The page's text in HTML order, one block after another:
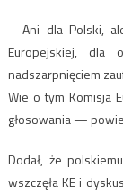
– Ani dla Polski,
Europejskiej, dla
nadszarpnięciem
Wie o tym Komisja
głosowania —
Dodał, że
wszczęła KE i